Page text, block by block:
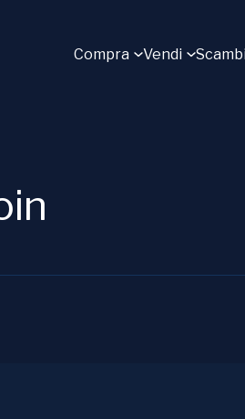
Compra Vendi